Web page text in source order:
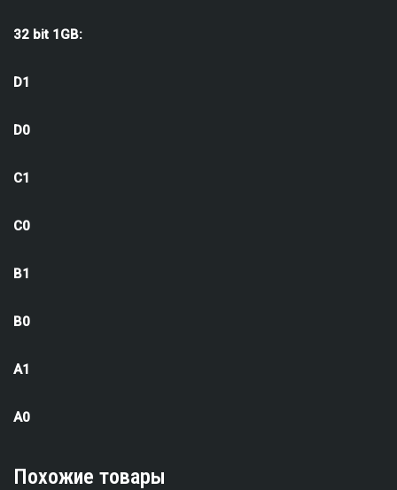
32 bit 1GB:
D1
D0
C1
C0
B1
B0
A1
A0
Похожие товары